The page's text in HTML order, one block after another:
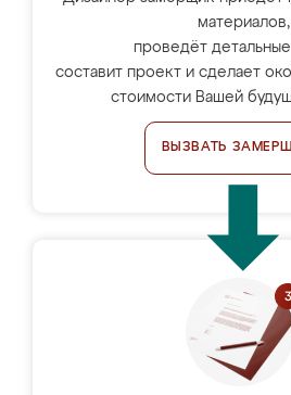
материалов,
проведёт
составит проект и сделает
стоимости Вашей
ВЫЗВАТЬ